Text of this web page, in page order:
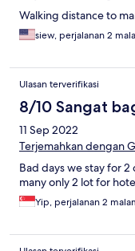
Walking distance to
siew, perjalanan 2
Ulasan terverifikasi
8/10 Sangat
11 Sep 2022
Terjemahkan dengan
Bad days we stay for
many only 2 lot for
Yip, perjalanan 2